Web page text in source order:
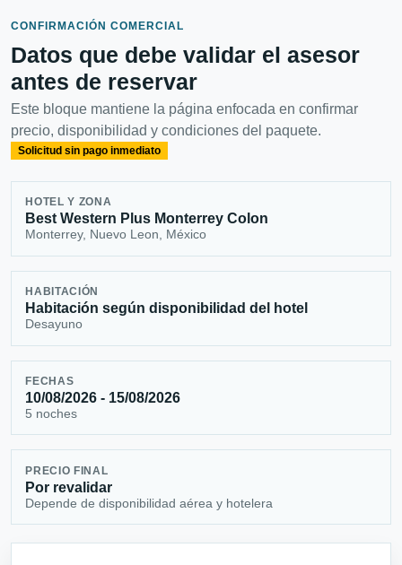
CONFIRMACIÓN COMERCIAL
Datos que debe validar el asesor
antes de reservar
Este bloque mantiene la página enfocada en confirmar
precio, disponibilidad y condiciones del paquete.
Solicitud sin pago inmediato
HOTEL Y ZONA
Best Western Plus Monterrey Colon
Monterrey, Nuevo Leon, México
HABITACIÓN
Habitación según disponibilidad del hotel
Desayuno
FECHAS
10/08/2026 - 15/08/2026
5 noches
PRECIO FINAL
Por revalidar
Depende de disponibilidad aérea y hotelera